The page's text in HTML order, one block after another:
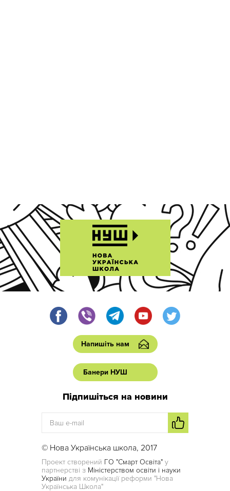
Напишіть нам
Банери НУШ
Підпишіться на новини
© Нова Українська школа, 2017
Проект створений ГО "Смарт Освіта" у
партнерстві з Міністерством освіти і науки
України для комунікації реформи "Нова
Українська Школа"